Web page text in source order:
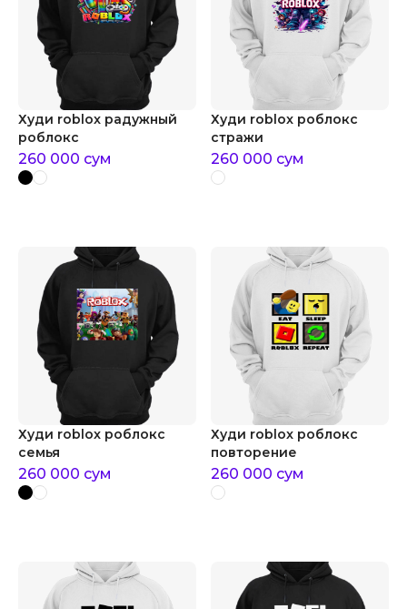
Худи roblox радужный
роблокс
260 000 сум
Худи roblox роблокс
стражи
260 000 сум
Худи roblox роблокс
семья
260 000 сум
Худи roblox роблокс
повторение
260 000 сум